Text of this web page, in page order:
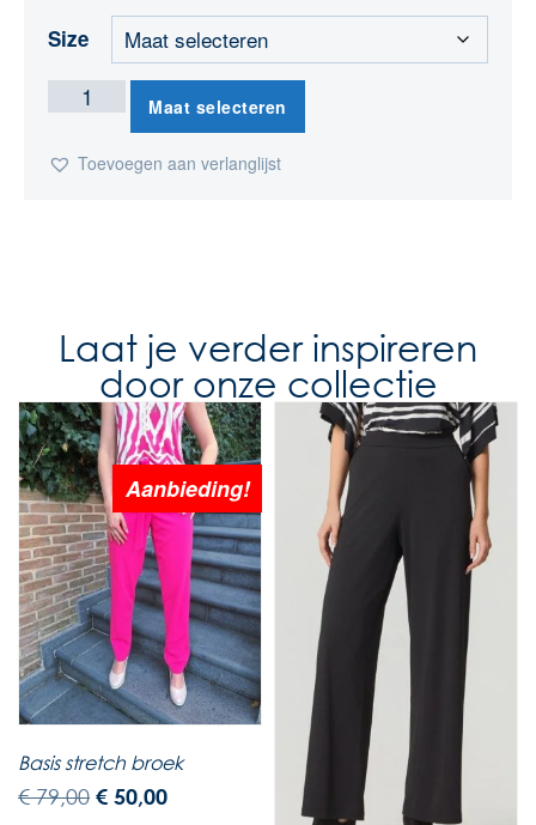
Size
Maat selecteren
Toevoegen aan verlanglijst
Laat je verder inspireren
door onze collectie
Aanbieding!
Basis stretch broek
€79,00 € 50,00